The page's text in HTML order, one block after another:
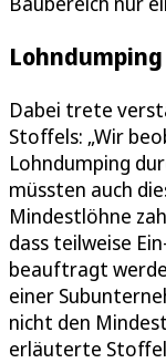
Dabei trete
Stoffels: „Wir
Lohndumping
müssten auch
Mindestlöhne
dass teilweise
beauftragt
einer
nicht den
erläuterte